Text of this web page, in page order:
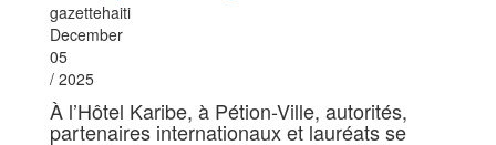
gazettehaiti
December
05
/ 2025
À l’Hôtel Karibe, à Pétion-Ville, autorités,
partenaires internationaux et lauréats se